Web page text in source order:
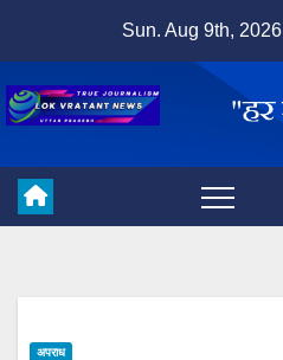
content
Sun. Aug 9th, 2026
अपराध